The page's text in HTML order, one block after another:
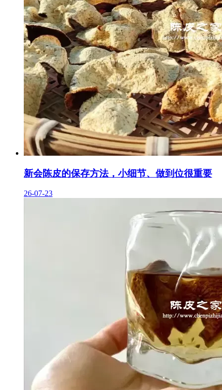
新会陈皮的保存方法，小细节、做到位很重要
26-07-23